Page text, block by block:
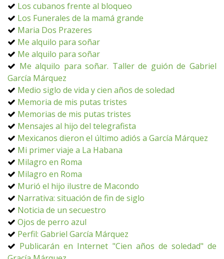
Los cubanos frente al bloqueo
Los Funerales de la mamá grande
Maria Dos Prazeres
Me alquilo para soñar
Me alquilo para soñar
Me alquilo para soñar. Taller de guión de Gabriel
García Márquez
Medio siglo de vida y cien años de soledad
Memoria de mis putas tristes
Memorias de mis putas tristes
Mensajes al hijo del telegrafista
Mexicanos dieron el último adiós a García Márquez
Mi primer viaje a La Habana
Milagro en Roma
Milagro en Roma
Murió el hijo ilustre de Macondo
Narrativa: situación de fin de siglo
Noticia de un secuestro
Ojos de perro azul
Perfil: Gabriel García Márquez
Publicarán en Internet "Cien años de soledad" de